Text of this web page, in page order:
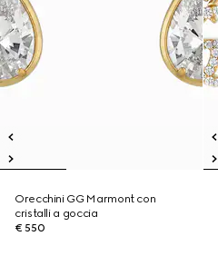
Orecchini GG Marmont con
cristalli a goccia
€ 550